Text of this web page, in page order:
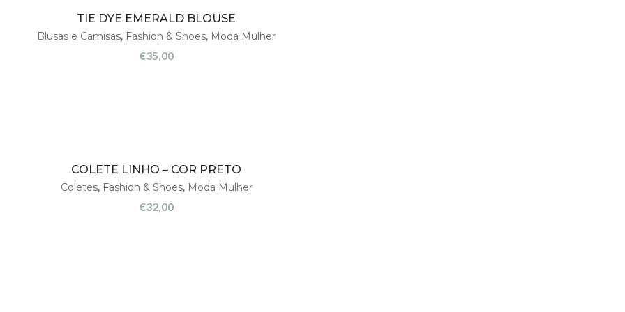
TIE DYE EMERALD BLOUSE
Blusas e Camisas, Fashion & Shoes, Moda Mulher
€35,00
COLETE LINHO – COR PRETO
Coletes, Fashion & Shoes, Moda Mulher
€32,00